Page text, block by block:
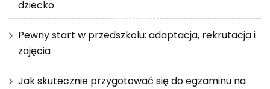
dziecko
Pewny start w przedszkolu: adaptacja, rekrutacja i
zajęcia
Jak skutecznie przygotować się do egzaminu na